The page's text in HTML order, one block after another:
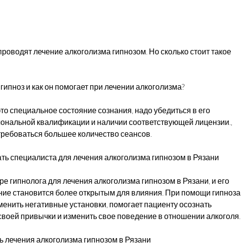
и как он помогает при лечении алкоголизма?
специальное состояние сознания, надо убедиться в его
квалификации и наличии соответствующей лицензии.,
большее количество сеансов.
специалиста для лечения алкоголизма гипнозом в Рязани
гипнолога для лечения алкоголизма гипнозом в Рязани, и его
становится более открытым для влияния. При помощи гипноза
негативные установки, помогает пациенту осознать
привычки и изменить свое поведение в отношении алкоголя.
лечения алкоголизма гипнозом в Рязани